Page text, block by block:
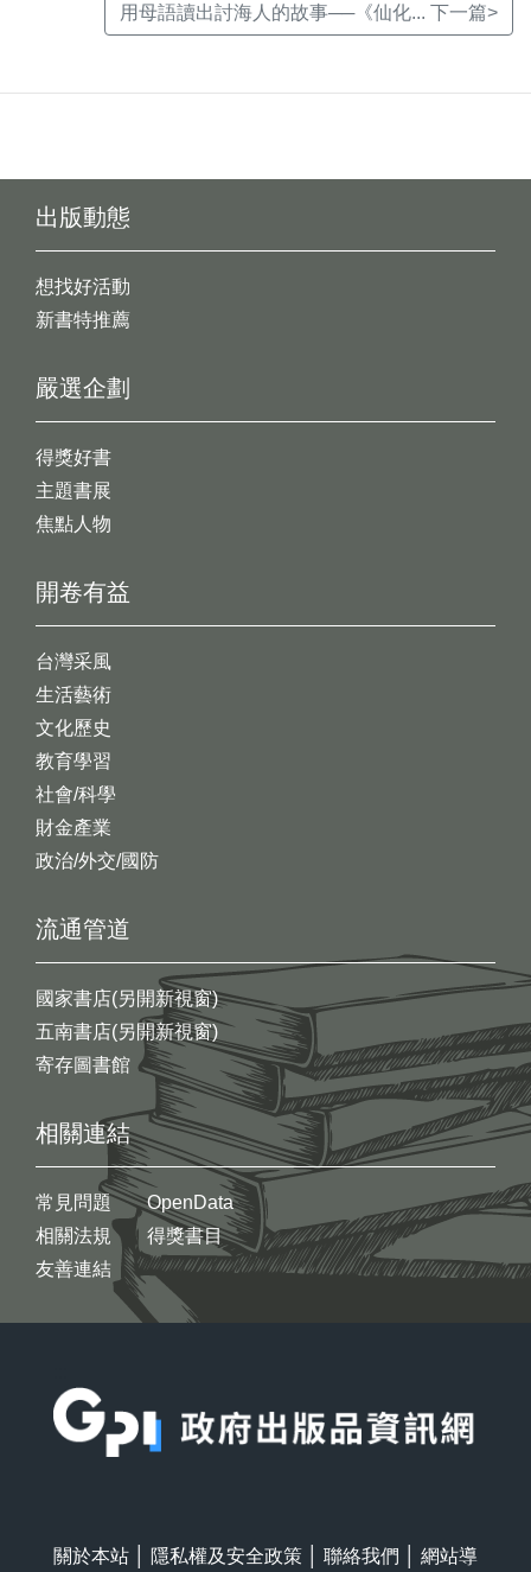
用母語讀出討海人的故事──《仙化... 下一篇>
出版動態
想找好活動
新書特推薦
開卷有益
台灣采風
生活藝術
文化歷史
教育學習
社會/科學
財金產業
政治/外交/國防
嚴選企劃
得獎好書
主題書展
焦點人物
流通管道
國家書店(另開新視窗)
五南書店(另開新視窗)
寄存圖書館
相關連結
常見問題
相關法規
友善連結
OpenData
得獎書目
關於本站 隱私權及安全政策 聯絡我們
網站導